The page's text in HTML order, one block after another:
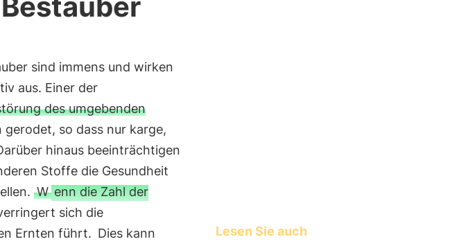
sind immens und wirken
aus. Einer der
des umgebenden
gerodet, so dass nur karge,
hinaus beeinträchtigen
Stoffe die Gesundheit
W enn die Zahl der
sich die
Ernten führt. Dies kann
Lesen Sie auch